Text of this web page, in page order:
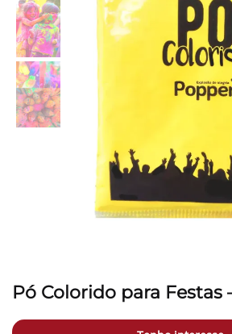
Pó Colorido para Festas